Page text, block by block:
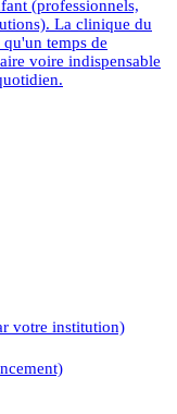
(professionnels,
La clinique du
temps de
voire indispensable
votre institution)